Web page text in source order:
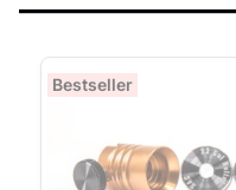
Bestseller